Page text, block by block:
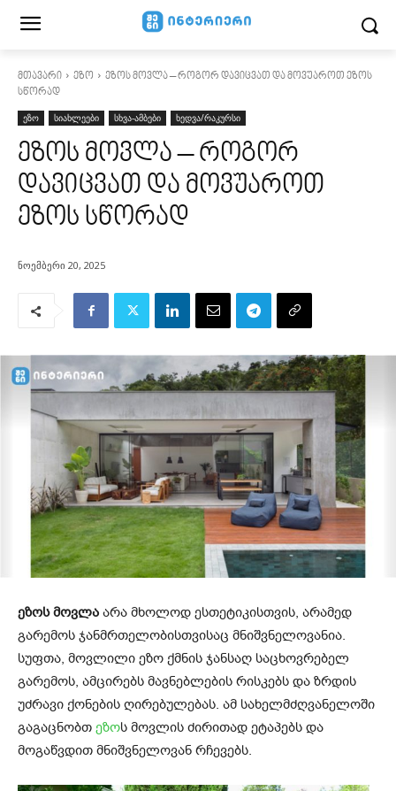
მთავარი ეზო
ეზოს მოვლა – როგორ დავიცვათ და მოვუაროთ ეზოს
სწორად
ეზო სიახლეები სხვა-ამბები ხედვა/რაკურსი
ეზოს მოვლა – როგორ
დავიცვათ და მოვუაროთ
ეზოს სწორად
ნოემბერი 20, 2025
ეზოს მოვლა არა მხოლოდ ესთეტიკისთვის, არამედ
გარემოს ჯანმრთელობისთვისაც მნიშვნელოვანია.
სუფთა, მოვლილი ეზო ქმნის ჯანსაღ საცხოვრებელ
გარემოს, ამცირებს მავნებლების რისკებს და ზრდის
უძრავი ქონების ღირებულებას. ამ სახელმძღვანელოში
გაგაცნობთ ეზოს მოვლის ძირითად ეტაპებს და
მოგაწვდით მნიშვნელოვან რჩევებს.